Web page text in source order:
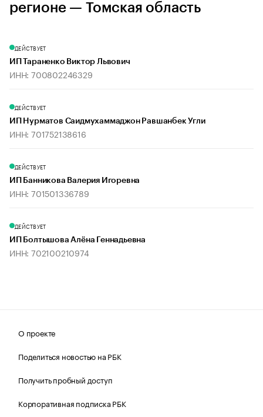
регионе — Томская область
ДЕЙСТВУЕТ
ИП Тараненко Виктор Львович
ИНН: 700802246329
ДЕЙСТВУЕТ
ИП Нурматов Саидмухаммаджон Равшанбек Угли
ИНН: 701752138616
ДЕЙСТВУЕТ
ИП Банникова Валерия Игоревна
ИНН: 701501336789
ДЕЙСТВУЕТ
ИП Болтышова Алёна Геннадьевна
ИНН: 702100210974
О проекте
Поделиться новостью на РБК
Получить пробный доступ
Корпоративная подписка РБК